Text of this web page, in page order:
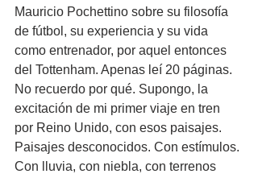
Mauricio Pochettino sobre su filosofía
de fútbol, su experiencia y su vida
como entrenador, por aquel entonces
del Tottenham. Apenas leí 20 páginas.
No recuerdo por qué. Supongo, la
excitación de mi primer viaje en tren
por Reino Unido, con esos paisajes.
Paisajes desconocidos. Con estímulos.
Con lluvia, con niebla, con terrenos